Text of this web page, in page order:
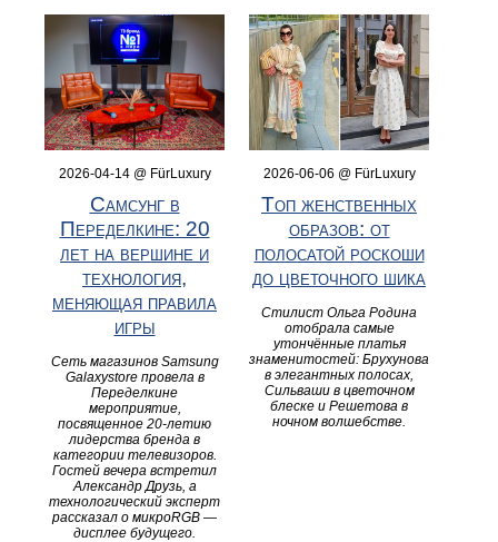
2026-04-14 @ FürLuxury
Самсунг в
Переделкине: 20
лет на вершине и
технология,
меняющая правила
игры
Сеть магазинов Samsung
Galaxystore провела в
Переделкине
мероприятие,
посвященное 20-летию
лидерства бренда в
категории телевизоров.
Гостей вечера встретил
Александр Друзь, а
технологический эксперт
рассказал о микроRGB —
дисплее будущего.
2026-06-06 @ FürLuxury
Топ женственных
образов: от
полосатой роскоши
до цветочного шика
Стилист Ольга Родина
отобрала самые
утончённые платья
знаменитостей: Брухунова
в элегантных полосах,
Сильваши в цветочном
блеске и Решетова в
ночном волшебстве.